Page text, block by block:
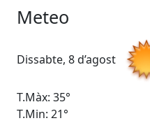
Meteo
Dissabte, 8 d’agost
T.Màx: 35°
T.Min: 21°